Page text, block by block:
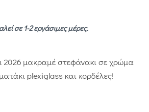
σε 1-2 εργάσιμες μέρες.
2026 μακραμέ στεφάνακι σε χρώμα
plexiglass και κορδέλες!